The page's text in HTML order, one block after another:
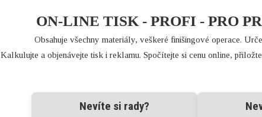
ON-LINE TISK - PROFI - PRO
Obsahuje všechny materiály, veškeré finišingové operace.
Kalkulujte a objenávejte tisk i reklamu. Spočítejte si cenu online,
Nevíte si rady?